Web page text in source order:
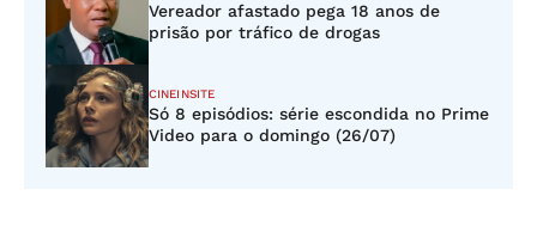
Vereador afastado pega 18 anos de
prisão por tráfico de drogas
CINEINSITE
Só 8 episódios: série escondida no Prime
Video para o domingo (26/07)